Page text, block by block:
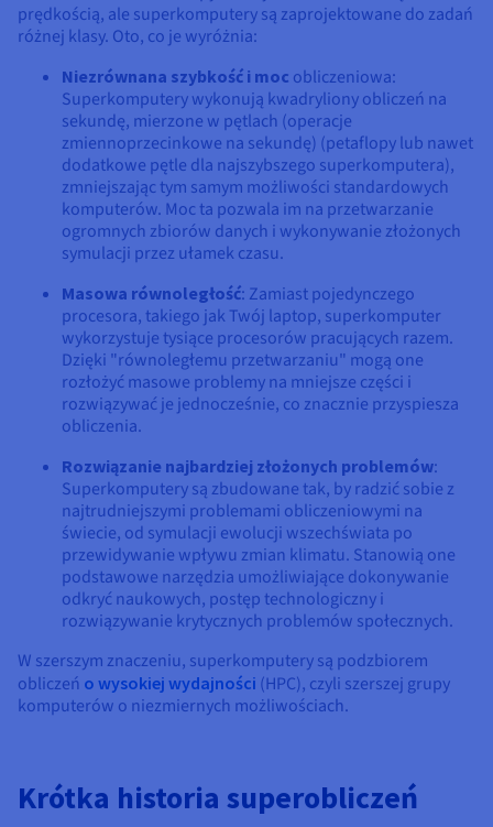
Cennik
Dostępność według regionów
Dokumentacja
Roadmap & Changelog
Monitorowanie
Roadmap & Changelog
Roadmap & Changelog
Roadmap & Changelog
Roadmap & Changelog
prędkością, ale superkomputery są zaprojektowane do zadań
różnej klasy. Oto, co je wyróżnia:
Niezrównana szybkość i moc obliczeniowa:
Superkomputery wykonują kwadryliony obliczeń na
sekundę, mierzone w pętlach (operacje
zmiennoprzecinkowe na sekundę) (petaflopy lub nawet
dodatkowe pętle dla najszybszego superkomputera),
zmniejszając tym samym możliwości standardowych
komputerów. Moc ta pozwala im na przetwarzanie
ogromnych zbiorów danych i wykonywanie złożonych
symulacji przez ułamek czasu.
Masowa równoległość: Zamiast pojedynczego
procesora, takiego jak Twój laptop, superkomputer
wykorzystuje tysiące procesorów pracujących razem.
Dzięki "równoległemu przetwarzaniu" mogą one
rozłożyć masowe problemy na mniejsze części i
rozwiązywać je jednocześnie, co znacznie przyspiesza
obliczenia.
Rozwiązanie najbardziej złożonych problemów:
Superkomputery są zbudowane tak, by radzić sobie z
najtrudniejszymi problemami obliczeniowymi na
świecie, od symulacji ewolucji wszechświata po
przewidywanie wpływu zmian klimatu. Stanowią one
podstawowe narzędzia umożliwiające dokonywanie
odkryć naukowych, postęp technologiczny i
rozwiązywanie krytycznych problemów społecznych.
W szerszym znaczeniu, superkomputery są podzbiorem
obliczeń o wysokiej wydajności (HPC), czyli szerszej grupy
komputerów o niezmiernych możliwościach.
Krótka historia superobliczeń